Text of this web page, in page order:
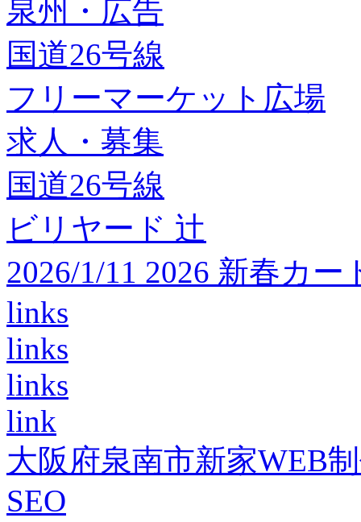
泉州・広告
国道26号線
フリーマーケット広場
求人・募集
国道26号線
ビリヤード 辻
2026/1/11 2026 新春カ
links
links
links
link
大阪府泉南市新家WEB
SEO